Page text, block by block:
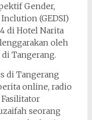
Gender,
(GEDSI)
di Hotel Narita
oleh
Tangerang.
di Tangerang
online, radio
seorang